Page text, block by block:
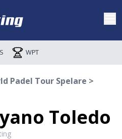
WPT
Padel Tour Spelare >
Toledo